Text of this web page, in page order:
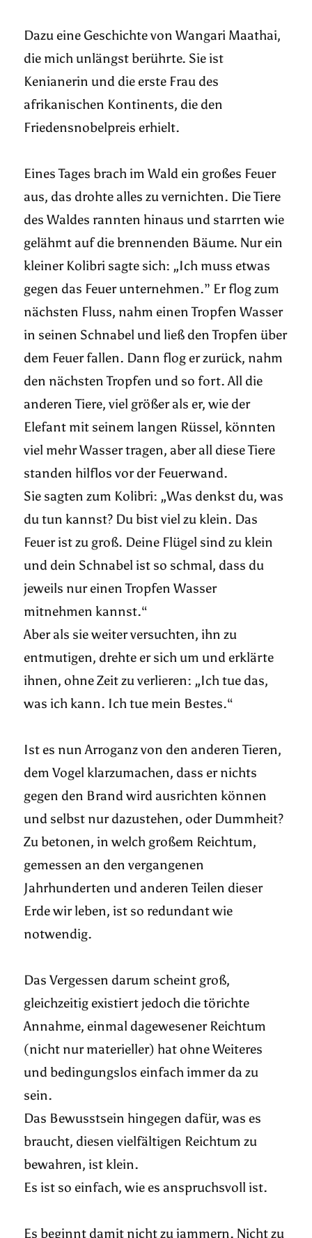
Dazu eine Geschichte von Wangari Maathai,
die mich unlängst berührte. Sie ist
Kenianerin und die erste Frau des
afrikanischen Kontinents, die den
Friedensnobelpreis erhielt.
Eines Tages brach im Wald ein großes Feuer
aus, das drohte alles zu vernichten. Die Tiere
des Waldes rannten hinaus und starrten wie
gelähmt auf die brennenden Bäume. Nur ein
kleiner Kolibri sagte sich: „Ich muss etwas
gegen das Feuer unternehmen.” Er flog zum
nächsten Fluss, nahm einen Tropfen Wasser
in seinen Schnabel und ließ den Tropfen über
dem Feuer fallen. Dann flog er zurück, nahm
den nächsten Tropfen und so fort. All die
anderen Tiere, viel größer als er, wie der
Elefant mit seinem langen Rüssel, könnten
viel mehr Wasser tragen, aber all diese Tiere
standen hilflos vor der Feuerwand.
Sie sagten zum Kolibri: „Was denkst du, was
du tun kannst? Du bist viel zu klein. Das
Feuer ist zu groß. Deine Flügel sind zu klein
und dein Schnabel ist so schmal, dass du
jeweils nur einen Tropfen Wasser
mitnehmen kannst.“
Aber als sie weiter versuchten, ihn zu
entmutigen, drehte er sich um und erklärte
ihnen, ohne Zeit zu verlieren: „Ich tue das,
was ich kann. Ich tue mein Bestes.“
Ist es nun Arroganz von den anderen Tieren,
dem Vogel klarzumachen, dass er nichts
gegen den Brand wird ausrichten können
und selbst nur dazustehen, oder Dummheit?
Zu betonen, in welch großem Reichtum,
gemessen an den vergangenen
Jahrhunderten und anderen Teilen dieser
Erde wir leben, ist so redundant wie
notwendig.
Das Vergessen darum scheint groß,
gleichzeitig existiert jedoch die törichte
Annahme, einmal dagewesener Reichtum
(nicht nur materieller) hat ohne Weiteres
und bedingungslos einfach immer da zu
sein.
Das Bewusstsein hingegen dafür, was es
braucht, diesen vielfältigen Reichtum zu
bewahren, ist klein.
Es ist so einfach, wie es anspruchsvoll ist.
Es beginnt damit nicht zu jammern. Nicht zu